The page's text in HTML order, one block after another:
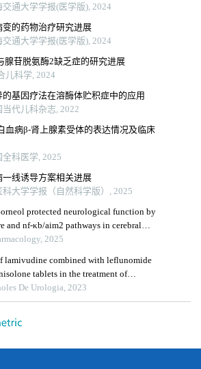
交通大学学报(医学版), 2024
的药物治疗研究进展
交通大学学报(医学版), 2024
腺苷脱氨酶2缺乏症的研究进展
儿科学, 2024
基因疗法在溶酶体贮积症中的应用
代儿科杂志, 2022
血病β-肾上腺素受体的表达情况及临床
科医学, 2025
一线诱导方案相关进展
科大学学报（自然科学版）, 2025
protected neurological function by
and nf-κb/aim2 pathways in cerebral
injury 2025
lamivudine combined with leflunomide
tablets in the treatment of
glomerulonephritis and its
function indicators
De Urologia, 2023